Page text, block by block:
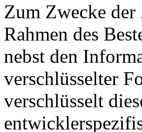
Zum Zwecke
Rahmen des
nebst den
verschlüsselter
verschlüsselt